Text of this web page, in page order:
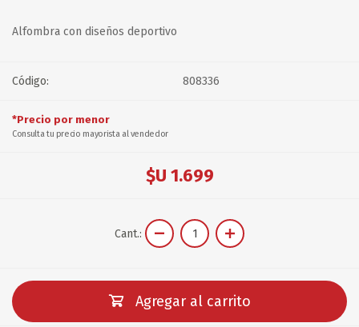
Alfombra con diseños deportivo
Código: 808336
*Precio por menor
Consulta tu precio mayorista al vendedor
$U 1.699
Cant.:
Agregar al carrito